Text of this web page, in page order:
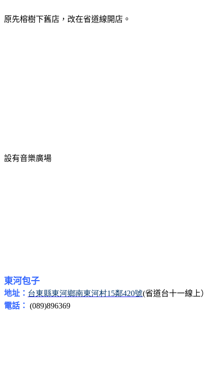
原先榕樹下舊店，改在省道線開店。
設有音樂廣場
東河包子
地址： 台東縣東河鄉南東河村15鄰420號(省道台十一線上）
電話： (089)896369